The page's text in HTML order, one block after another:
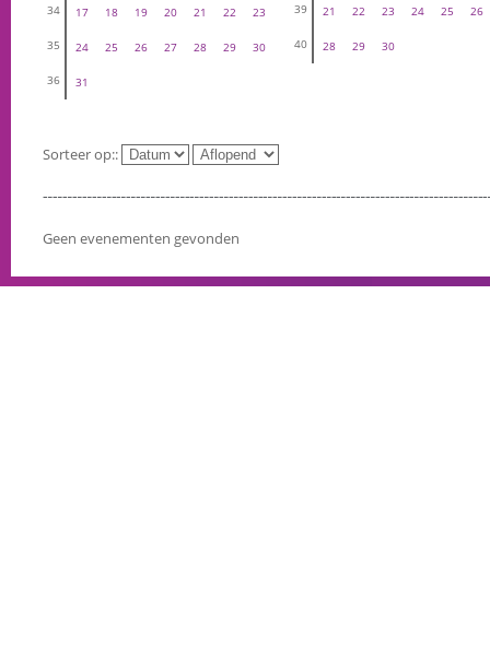
34 17 18 19 20 21 22 23
35 24 25 26 27 28 29 30
36 31
39 21 22 23 24 25 26
40 28 29 30
Sorteer op::
Geen evenementen gevonden